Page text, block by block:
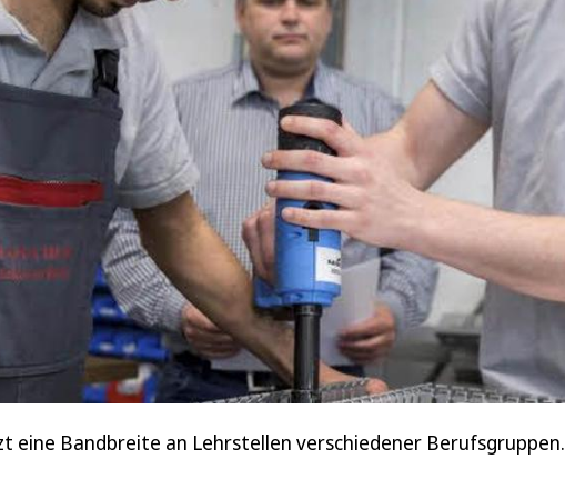
Bandbreite an Lehrstellen verschiedener Berufsgruppen.